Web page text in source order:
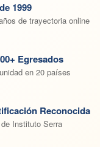
1999
de trayectoria online
Egresados
en 20 países
Reconocida
Instituto Serra